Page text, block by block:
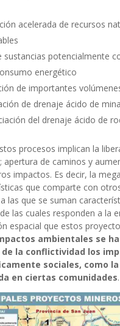
acelerada de recursos
sustancias potencialmente
energético
de importantes
de drenaje ácido de
del drenaje ácido de
procesos implican la
apertura de caminos y
impactos. Es decir, la
que comparte con
las que se suman
las cuales responden a la
espacial que estos
ambientales se
de la conflictividad los
sociales, como
en ciertas comunidades.